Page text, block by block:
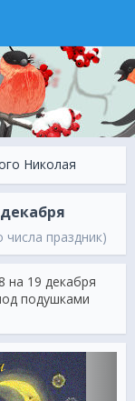
Николая
праздник)
на 19 декабря
подушками